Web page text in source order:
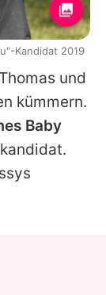
und
kümmern.
Baby
Kandidat 2019